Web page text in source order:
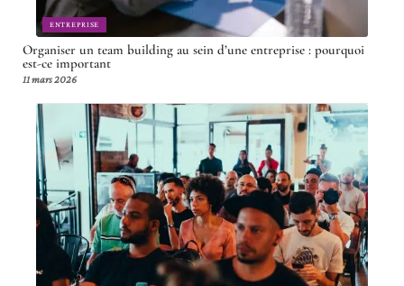
ENTREPRISE
Organiser un team building au sein d’une entreprise : pourquoi
est-ce important
11 mars 2026